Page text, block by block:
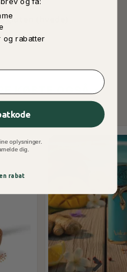
gluten (hvede)
og rabatter
oplysninger.
dig.
rabat